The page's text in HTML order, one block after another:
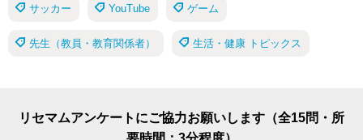
サッカー YouTube ゲーム
先生（教員・教育関係者） 生活・健康 トピックス
リセマムアンケートにご協力お願いします（全15問・所